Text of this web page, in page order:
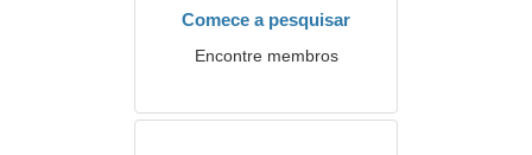
Comece a pesquisar
Encontre membros